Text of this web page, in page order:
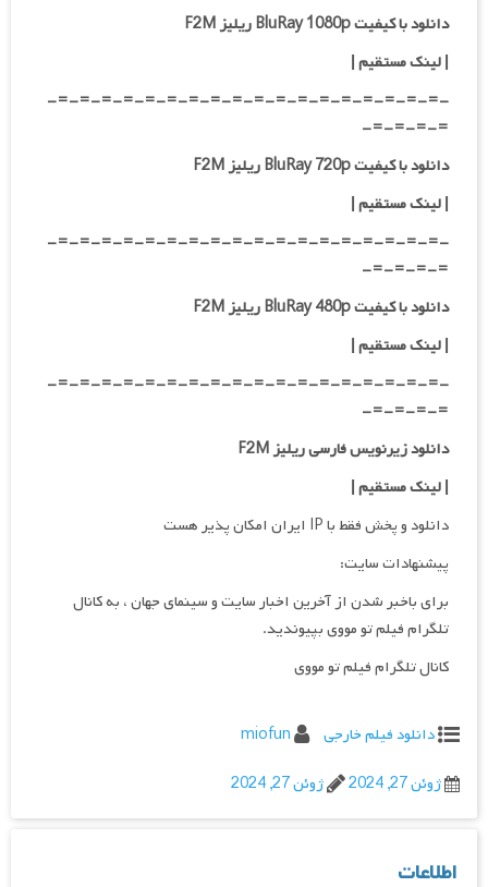
دانلود با کیفیت BluRay 1080p ریلیز F2M
|لینک مستقیم|
-=-=-=-=-=-=-=-=-=-=-=-=-=-=-=-=-=-=-
=-=-=-=-
دانلود با کیفیت BluRay 720p ریلیز F2M
| لینک مستقیم|
-=-=-=-=-=-=-=-=-=-=-=-=-=-=-=-=-=-=-
=-=-=-=-
دانلود با کیفیت BluRay 480p ریلیز F2M
| لینک مستقیم|
-=-=-=-=-=-=-=-=-=-=-=-=-=-=-=-=-=-=-
=-=-=-=-
دانلود زیرنویس فارسی ریلیز F2M
| لینک مستقیم|
دانلود و پخش فقط با IP ایران امکان پذیر هست
پیشنهادات سایت:
برای باخبر شدن از آخرین اخبار سایت و سینمای جهان ، به کانال
تلگرام فیلم تو مووی بپیوندید.
کانال تلگرام فیلم تو مووی
دانلود فیلم خارجی
miofun
ژوئن 27, 2024
ژوئن 27, 2024
اطلاعات